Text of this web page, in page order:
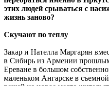
этих людей срываться с
жизнь заново?
Скучают по теплу
Закар и Нателла Маргарян
в Сибирь из Армении
Ереване в большом
маленьком Ангарске в